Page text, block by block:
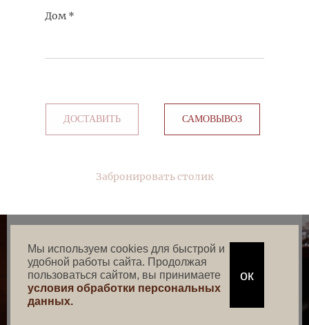
Дом*
ДОСТАВИТЬ САМОВЫВОЗ
Забронировать столик
Мы используем cookies для быстрой и
удобной работы сайта. Продолжая
пользоваться сайтом, вы принимаете
условия обработки персональных
данных.
ок